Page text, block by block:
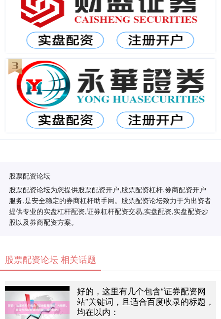
股票配资论坛
股票配资论坛为您提供股票配资开户,股票配资杠杆,券商配资开户
服务,是安全稳定的券商杠杆助手网。股票配资论坛致力于为出资者
提供专业的实盘杠杆配资,证券杠杆配资交易,实盘配资,实盘配资炒
股以及券商配资方案。
股票配资论坛 相关话题
好的，这里有几个包含“证券配资网
站”关键词，且适合百度收录的标题，
均在以内：